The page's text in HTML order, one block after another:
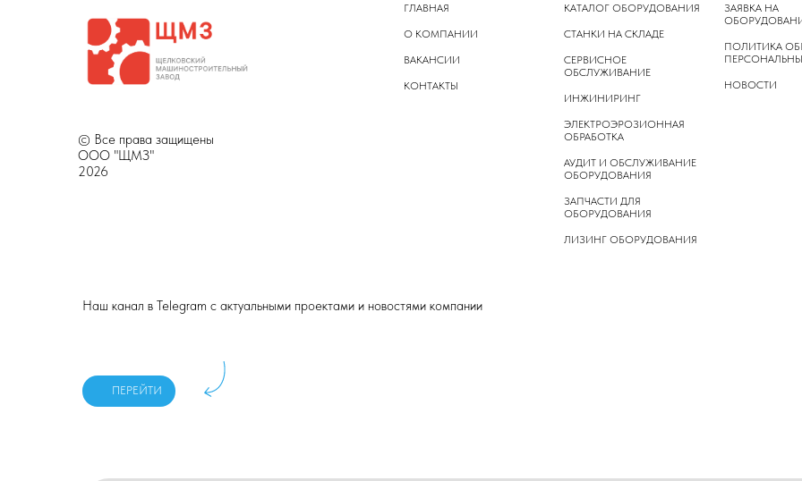
© Все права защищены
ООО "ЩМЗ"
2026
ГЛАВНАЯ
О КОМПАНИИ
ВАКАНСИИ
КОНТАКТЫ
КАТАЛОГ ОБОРУДОВАНИЯ
СТАНКИ НА СКЛАДЕ
СЕРВИСНОЕ
ОБСЛУЖИВАНИЕ
ИНЖИНИРИНГ
ЭЛЕКТРОЭРОЗИОННАЯ
ОБРАБОТКА
АУДИТ И ОБСЛУЖИВАНИЕ
ОБОРУДОВАНИЯ
ЗАПЧАСТИ ДЛЯ
ОБОРУДОВАНИЯ
ЛИЗИНГ ОБОРУДОВАНИЯ
ЗАЯВКА НА
ПОЛИТИКА
НОВОСТИ
Наш канал в Telegram с актуальными проектами и новостями компании
ПЕРЕЙТИ